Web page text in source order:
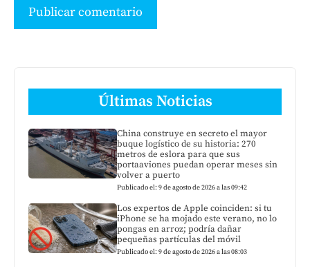
Últimas Noticias
China construye en secreto el mayor
buque logístico de su historia: 270
metros de eslora para que sus
portaaviones puedan operar meses sin
volver a puerto
Publicado el: 9 de agosto de 2026 a las 09:42
Los expertos de Apple coinciden: si tu
iPhone se ha mojado este verano, no lo
pongas en arroz; podría dañar
pequeñas partículas del móvil
Publicado el: 9 de agosto de 2026 a las 08:03